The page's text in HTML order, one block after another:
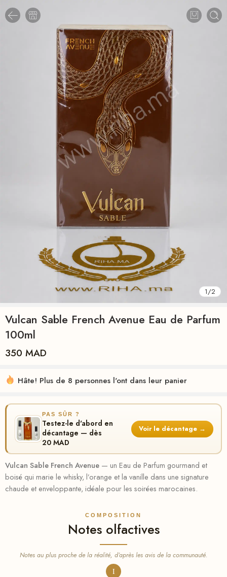
1/2
Vulcan Sable French Avenue Eau de Parfum
100ml
350 MAD
Hâte! Plus de 8 personnes l'ont dans leur panier
PAS SÛR ?
Testez-le d'abord en
décantage — dès
20 MAD
Voir le décantage →
Vulcan Sable French Avenue — un Eau de Parfum gourmand et
boisé qui marie le whisky, l’orange et la vanille dans une signature
chaude et enveloppante, idéale pour les soirées marocaines.
COMPOSITION
Notes olfactives
Notes au plus proche de la réalité, d’après les avis de la communauté.
I